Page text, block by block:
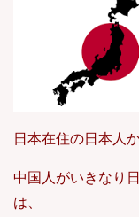
日本在住の日本人
中国人がいきなり
は、